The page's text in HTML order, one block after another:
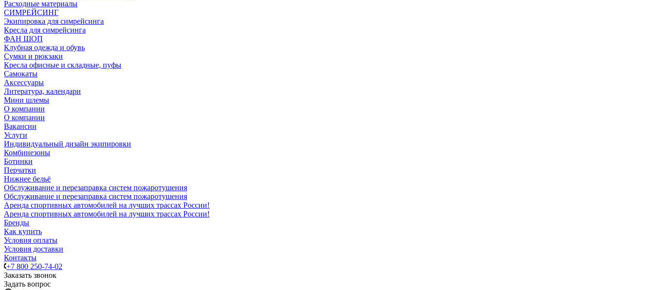
Расходные материалы
СИМРЕЙСИНГ
Экипировка для симрейсинга
Кресла для симрейсинга
ФАН ШОП
Клубная одежда и обувь
Сумки и рюкзаки
Кресла офисные и складные, пуфы
Самокаты
Аксессуары
Литература, календари
Мини шлемы
О компании
О компании
Вакансии
Услуги
Индивидуальный дизайн экипировки
Комбинезоны
Ботинки
Перчатки
Нижнее бельё
Обслуживание и перезаправка систем пожаротушения
Обслуживание и перезаправка систем пожаротушения
Аренда спортивных автомобилей на лучших трассах России!
Аренда спортивных автомобилей на лучших трассах России!
Бренды
Как купить
Условия оплаты
Условия доставки
Контакты
+7 800 250-74-02
Заказать звонок
Задать вопрос